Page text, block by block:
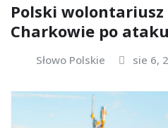
Polski wolontariusz
Charkowie po
Słowo Polskie sie 6,